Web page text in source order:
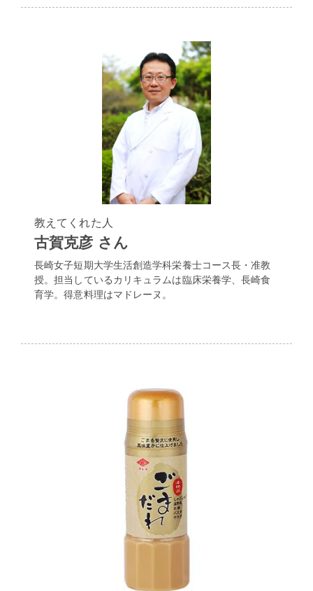
教えてくれた人
古賀克彦 さん
長崎女子短期大学生活創造学科栄養士コース長・准教
授。担当しているカリキュラムは臨床栄養学、長崎食
育学。得意料理はマドレーヌ。